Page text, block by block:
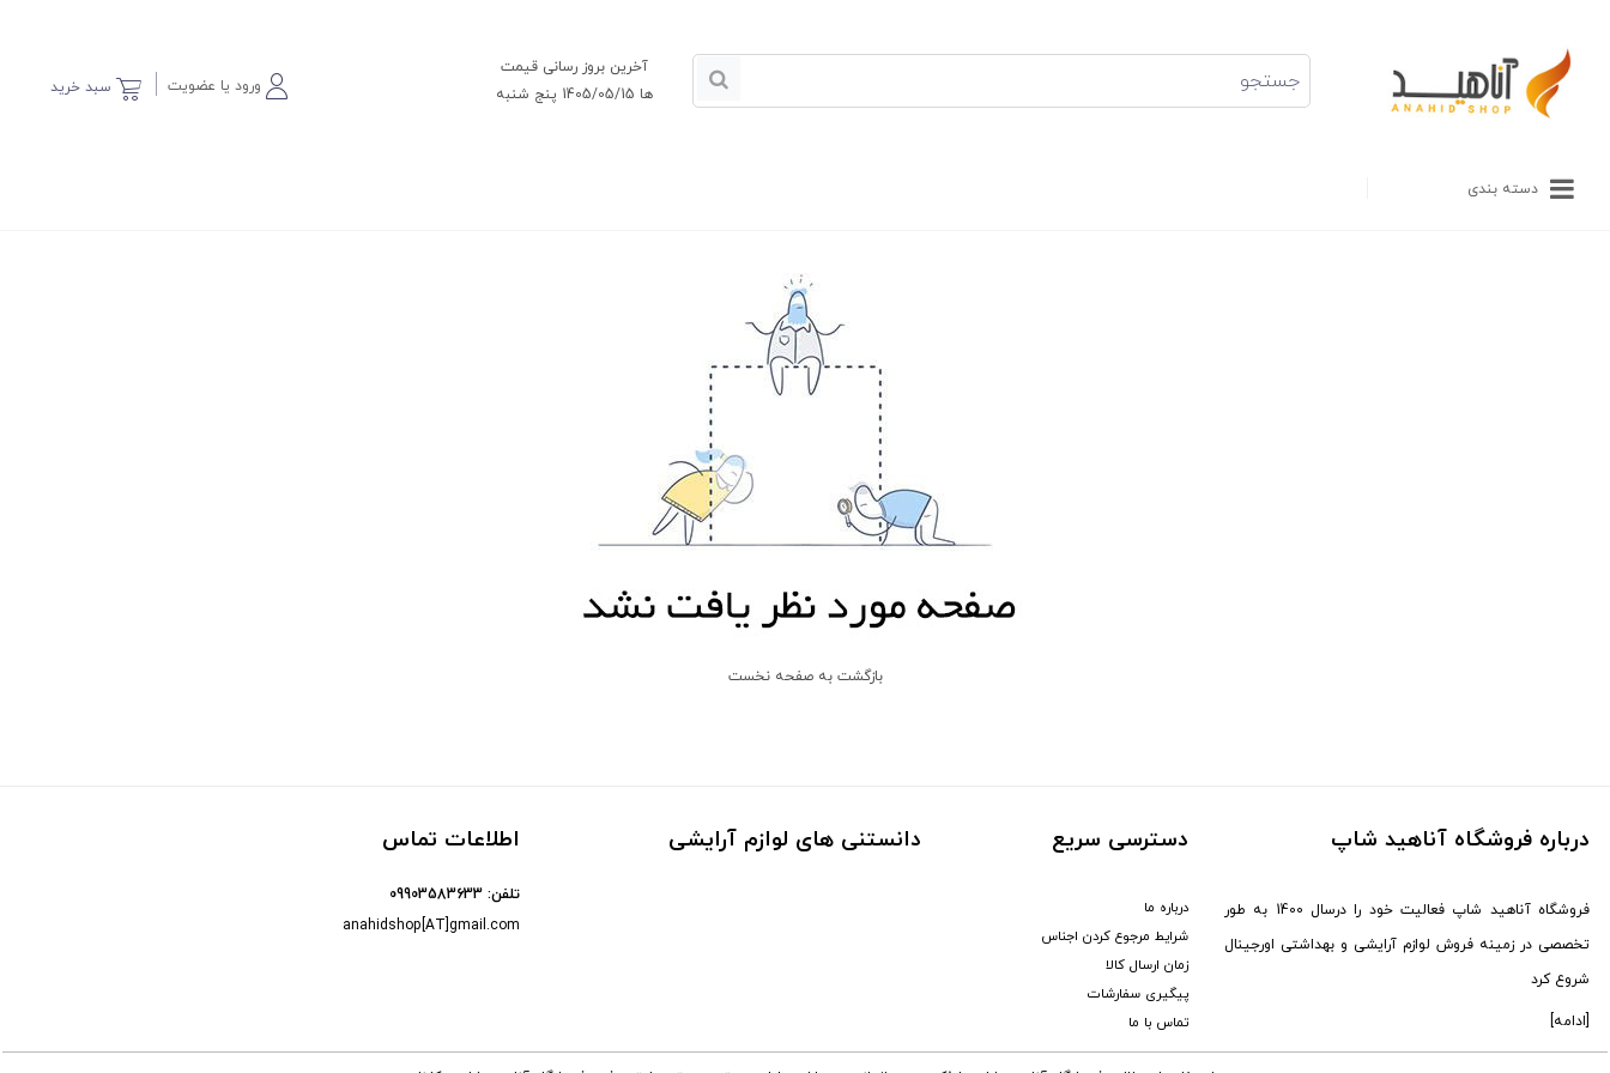
آخرین بروز رسانی قیمت
ها 1405/05/15 پنج شنبه
سبد خرید ورود یا عضویت
دسته بندی
بازگشت به صفحه نخست
درباره فروشگاه آناهید شاپ
فروشگاه آناهید شاپ فعالیت خود را درسال 1400 به طور
تخصصی در زمینه فروش لوازم آرایشی و بهداشتی اورجینال
شروع کرد
[ادامه]
دسترسی سریع
درباره ما
شرایط مرجوع کردن اجناس
زمان ارسال کالا
پیگیری سفارشات
تماس با ما
دانستنی های لوازم آرایشی اطلاعات تماس
anahidshop[AT]gmail.com
تلفن:09903583633